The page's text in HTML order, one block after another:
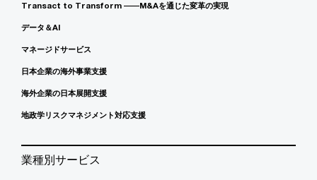
Transact to Transform ――M&Aを通じた変革の実現
データ＆AI
マネージドサービス
日本企業の海外事業支援
海外企業の日本展開支援
地政学リスクマネジメント対応支援
業種別サービス